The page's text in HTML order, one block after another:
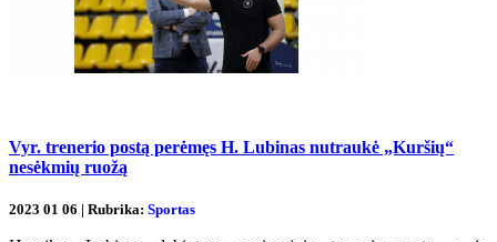
Vyr. trenerio postą perėmęs H. Lubinas nutraukė „Kuršių“
nesėkmių ruožą
2023 01 06 | Rubrika: Sportas